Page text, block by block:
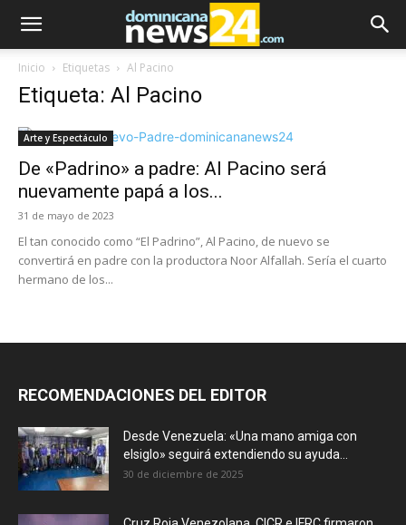
Inicio Etiquetas Al Pacino
Etiqueta: Al Pacino
Arte y Espectáculo
De «Padrino» a padre: Al Pacino será
nuevamente papá a los...
31 de mayo de 2023
El tan conocido como “El Padrino”, Al Pacino, de nuevo se
convertirá en padre con la productora Noor Alfallah. Sería el cuarto
hermano de los...
RECOMENDACIONES DEL EDITOR
Desde Venezuela: «Una mano amiga con
elsiglo» seguirá extendiendo su ayuda...
30 de diciembre de 2025